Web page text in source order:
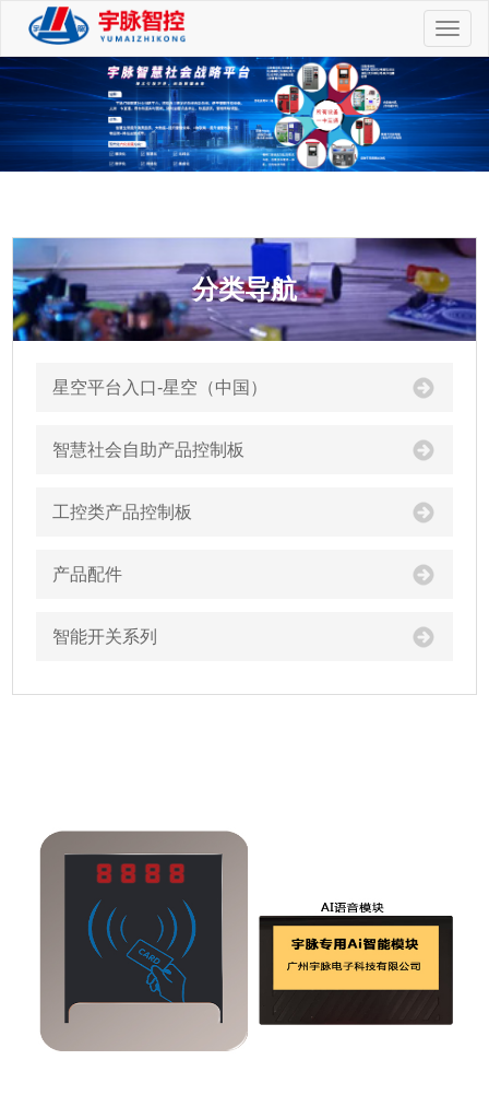
切
换
航
分类导航
星空平台入口-星空（中国）
智慧社会自助产品控制板
工控类产品控制板
产品配件
智能开关系列